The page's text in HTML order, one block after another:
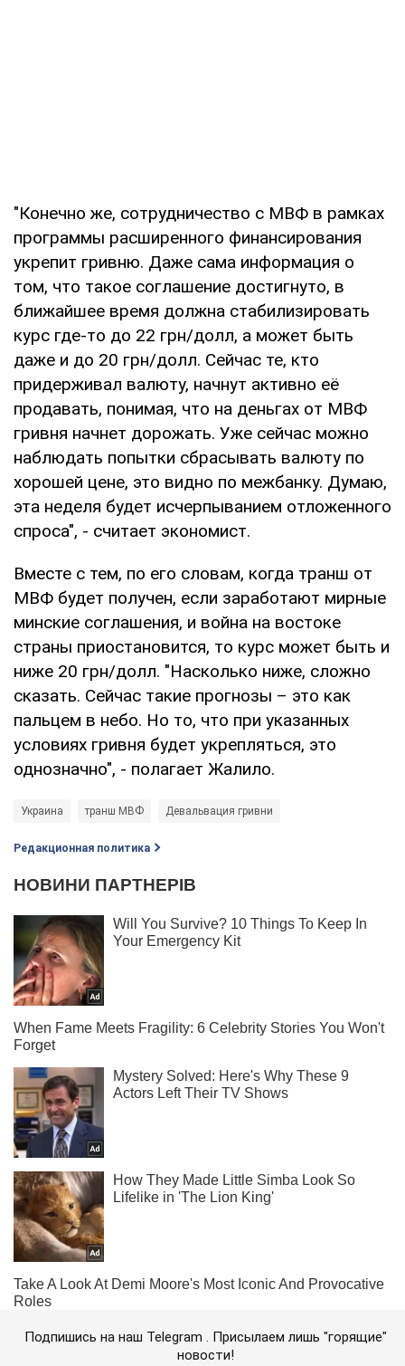
"Конечно же, сотрудничество с МВФ в рамках
программы расширенного финансирования
укрепит гривню. Даже сама информация о
том, что такое соглашение достигнуто, в
ближайшее время должна стабилизировать
курс где-то до 22 грн/долл, а может быть
даже и до 20 грн/долл. Сейчас те, кто
придерживал валюту, начнут активно её
продавать, понимая, что на деньгах от МВФ
гривня начнет дорожать. Уже сейчас можно
наблюдать попытки сбрасывать валюту по
хорошей цене, это видно по межбанку. Думаю,
эта неделя будет исчерпыванием отложенного
спроса", - считает экономист.
Вместе с тем, по его словам, когда транш от
МВФ будет получен, если заработают мирные
минские соглашения, и война на востоке
страны приостановится, то курс может быть и
ниже 20 грн/долл. "Насколько ниже, сложно
сказать. Сейчас такие прогнозы – это как
пальцем в небо. Но то, что при указанных
условиях гривня будет укрепляться, это
однозначно", - полагает Жалило.
Украина транш МВФ Девальвация гривни
Редакционная политика
Подпишись на наш Telegram . Присылаем лишь "горящие"
новости!